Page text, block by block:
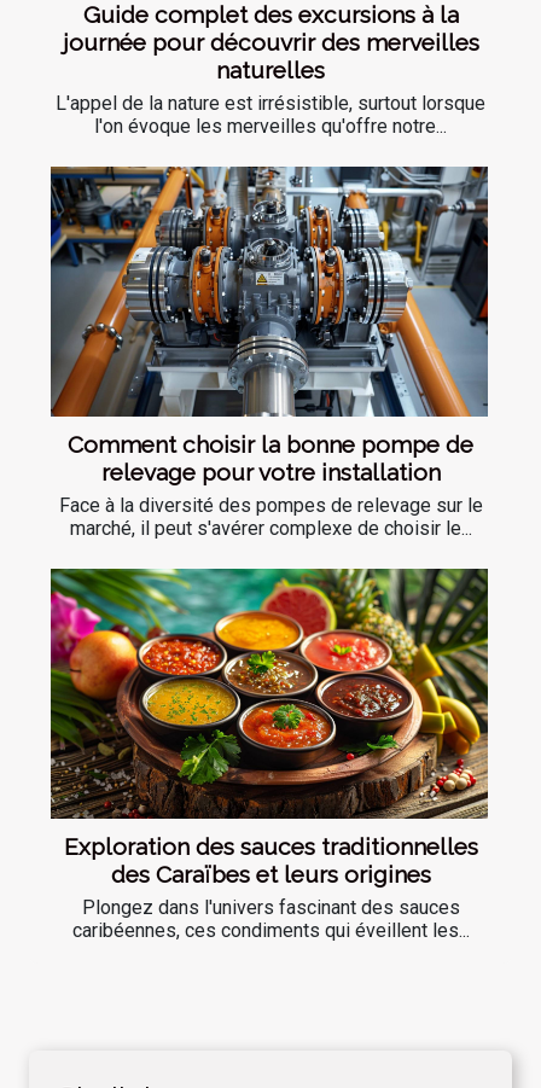
Guide complet des excursions à la
journée pour découvrir des merveilles
naturelles
L'appel de la nature est irrésistible, surtout lorsque
l'on évoque les merveilles qu'offre notre...
Comment choisir la bonne pompe de
relevage pour votre installation
Face à la diversité des pompes de relevage sur le
marché, il peut s'avérer complexe de choisir le...
Exploration des sauces traditionnelles
des Caraïbes et leurs origines
Plongez dans l'univers fascinant des sauces
caribéennes, ces condiments qui éveillent les...